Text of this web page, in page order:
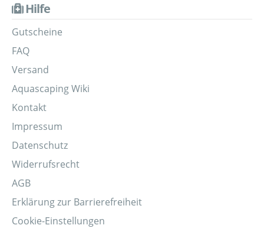
Hilfe
Gutscheine
FAQ
Versand
Aquascaping Wiki
Kontakt
Impressum
Datenschutz
Widerrufsrecht
AGB
Erklärung zur Barrierefreiheit
Cookie-Einstellungen